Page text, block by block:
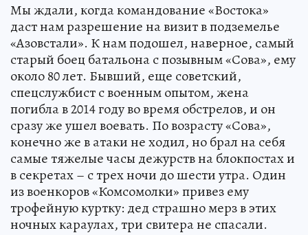
Мы ждали, когда командование «Востока»
даст нам разрешение на визит в подземелье
«Азовстали». К нам подошел, наверное, самый
старый боец батальона с позывным «Сова», ему
около 80 лет. Бывший, еще советский,
спецслужбист с военным опытом, жена
погибла в 2014 году во время обстрелов, и он
сразу же ушел воевать. По возрасту «Сова»,
конечно же в атаки не ходил, но брал на себя
самые тяжелые часы дежурств на блокпостах и
в секретах – с трех ночи до шести утра. Один
из военкоров «Комсомолки» привез ему
трофейную куртку: дед страшно мерз в этих
ночных караулах, три свитера не спасали.